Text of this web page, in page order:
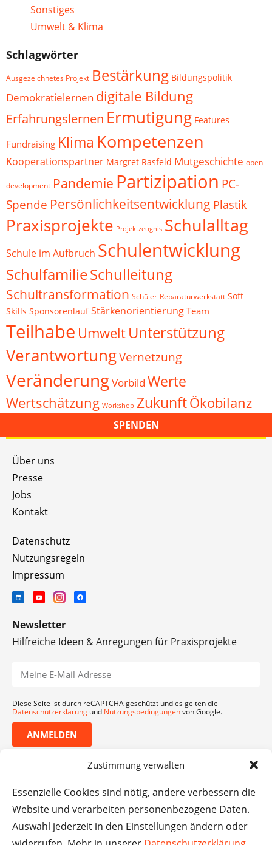
Zustimmung verwalten
Essenzielle Cookies sind nötig, andere verbessern die
Website und verarbeiten personenbezogene Daten.
Auswahl jederzeit in den Einstellungen ändern oder
Sonstiges
Umwelt & Klima
Schlagwörter
Ausgezeichnetes Projekt Bestärkung Bildungspolitik
Demokratielernen digitale Bildung
Erfahrungslernen Ermutigung Features
Fundraising Klima Kompetenzen
Kooperationspartner Margret Rasfeld Mutgeschichte open
development Pandemie Partizipation PC-
Spende Persönlichkeitsentwicklung Plastik
Praxisprojekte Projektzeugnis Schulalltag
Schule im Aufbruch Schulentwicklung
SchulfamilieSchulleitung
Schultransformation Schüler-Reparaturwerkstatt Soft
Skills Sponsorenlauf Stärkenorientierung Team
Teilhabe Umwelt Unterstützung
VerantwortungVernetzung
VeränderungVorbild Werte
Wertschätzung Workshop ZukunftÖkobilanz
SPENDEN
Über uns
Presse
Jobs
Kontakt
Datenschutz
Nutzungsregeln
Impressum
Newsletter
Hilfreiche Ideen & Anregungen für Praxisprojekte
Diese Seite ist durch reCAPTCHA geschützt und es gelten die
Datenschutzerklärung und Nutzungsbedingungenvon Google.
ANMELDEN